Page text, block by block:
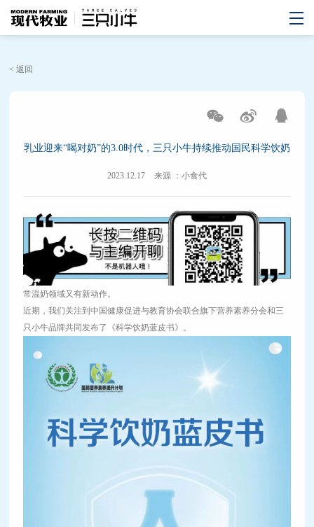
< 返回
乳业迎来“喝对奶”的3.0时代，三只小牛持续推动国民科学饮奶
2023.12.17 来源 ：小食代
常温奶领域又有新动作。
近期，我们关注到中国健康促进与教育协会联合旗下营养素养分会和三
只小牛品牌共同发布了《科学饮奶蓝皮书》。